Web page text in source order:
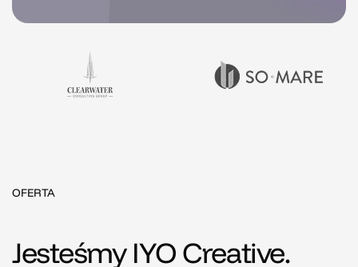
OFERTA
Jesteśmy IYO Creative.